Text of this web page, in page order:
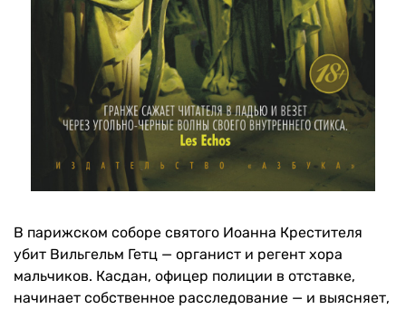
В парижском соборе святого Иоанна Крестителя
убит Вильгельм Гетц — органист и регент хора
мальчиков. Касдан, офицер полиции в отставке,
начинает собственное расследование — и выясняет,